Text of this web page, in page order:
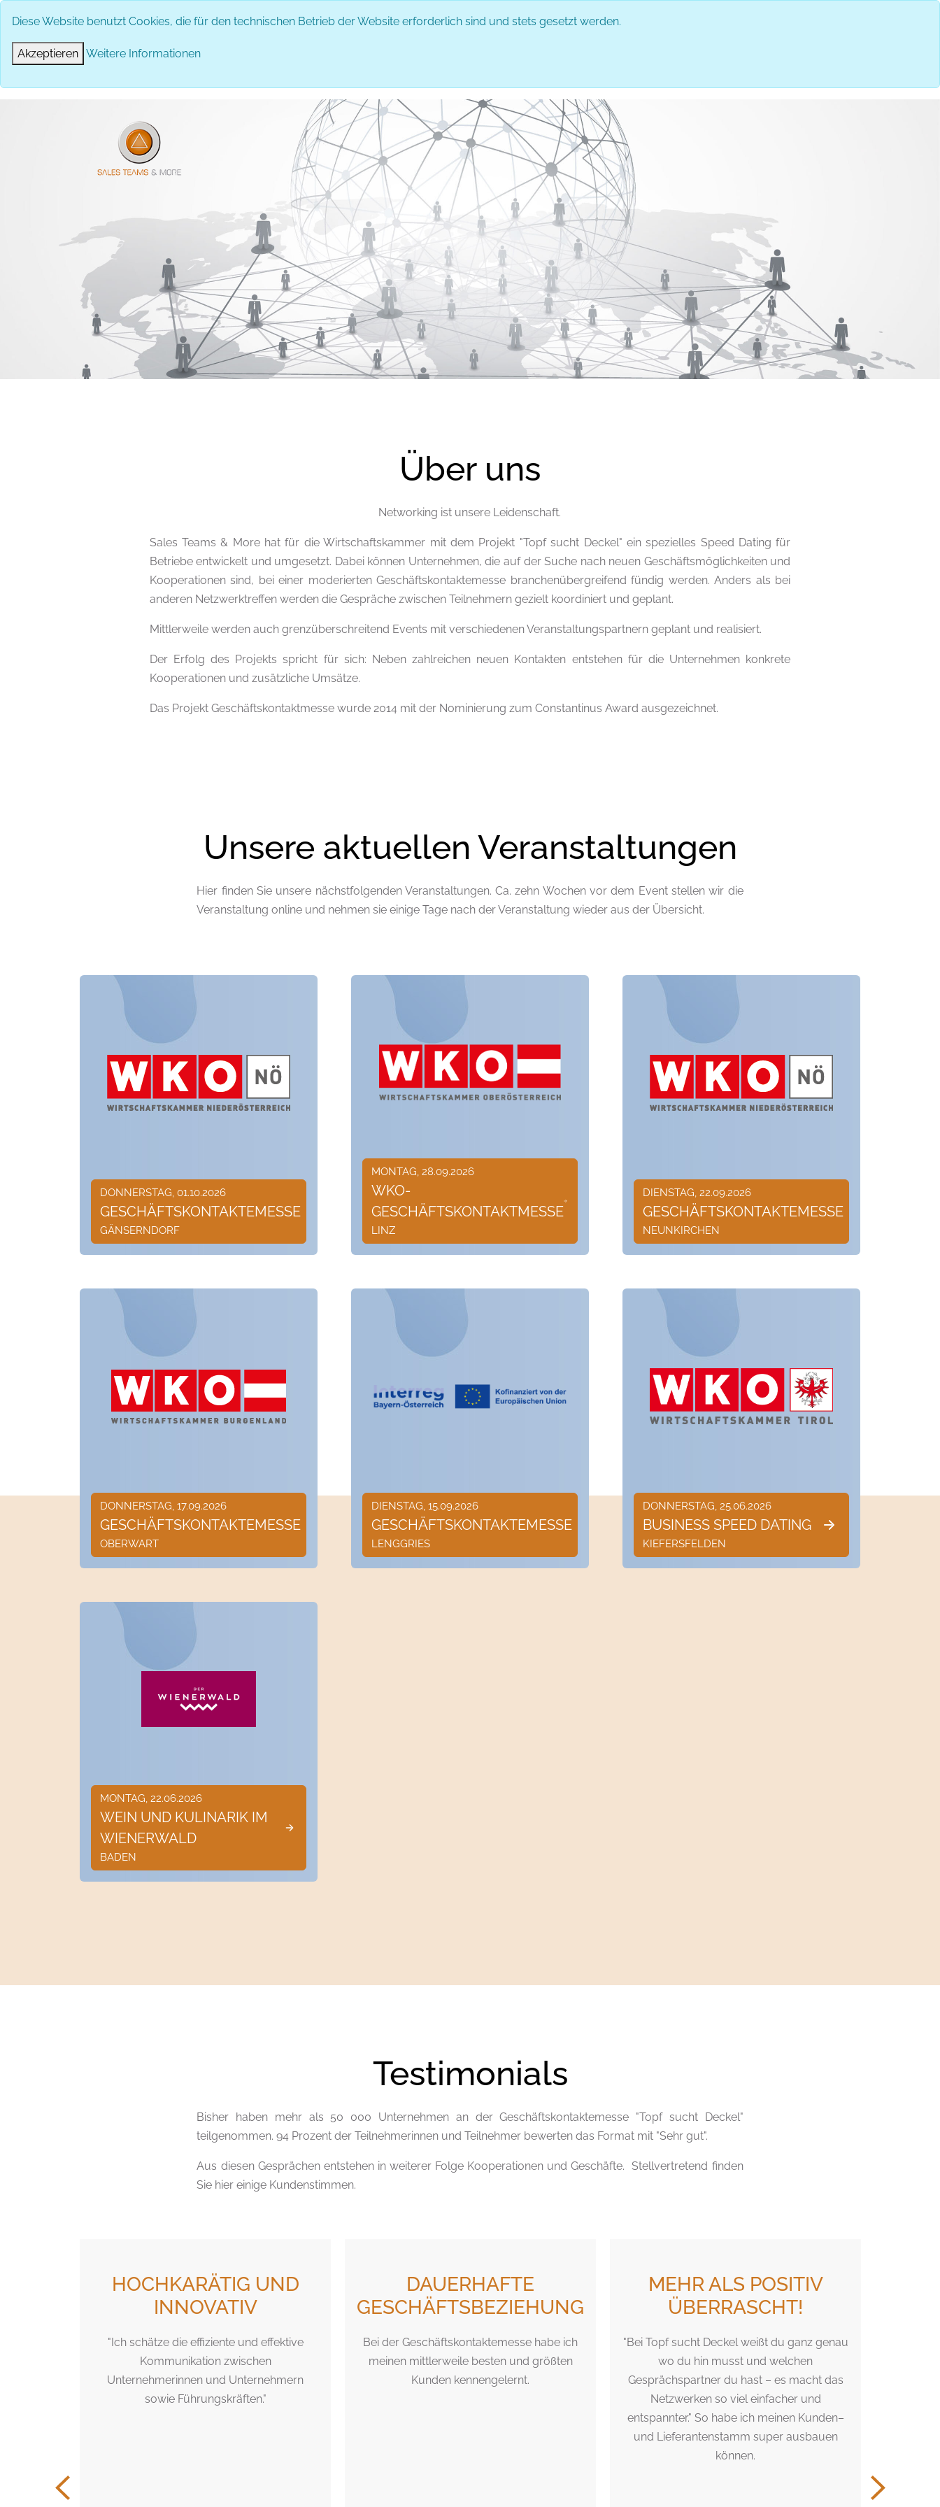
Diese Website benutzt Cookies, die für den technischen Betrieb der Website erforderlich sind und stets gesetzt werden.
Akzeptieren Weitere Informationen
Über uns
Networking ist unsere Leidenschaft.
Sales Teams & More hat für die Wirtschaftskammer mit dem Projekt "Topf sucht Deckel" ein spezielles Speed Dating für
Betriebe entwickelt und umgesetzt. Dabei können Unternehmen, die auf der Suche nach neuen Geschäftsmöglichkeiten und
Kooperationen sind, bei einer moderierten Geschäftskontaktemesse branchenübergreifend fündig werden. Anders als bei
anderen Netzwerktreffen werden die Gespräche zwischen Teilnehmern gezielt koordiniert und geplant.
Mittlerweile werden auch grenzüberschreitend Events mit verschiedenen Veranstaltungspartnern geplant und realisiert.
Der Erfolg des Projekts spricht für sich: Neben zahlreichen neuen Kontakten entstehen für die Unternehmen konkrete
Kooperationen und zusätzliche Umsätze.
Das Projekt Geschäftskontaktmesse wurde 2014 mit der Nominierung zum Constantinus Award ausgezeichnet.
Unsere aktuellen Veranstaltungen
Hier finden Sie unsere nächstfolgenden Veranstaltungen. Ca. zehn Wochen vor dem Event stellen wir die
Veranstaltung online und nehmen sie einige Tage nach der Veranstaltung wieder aus der Übersicht.
DONNERSTAG, 01.10.2026
GESCHÄFTSKONTAKTEMESSE
GÄNSERNDORF
MONTAG, 28.09.2026
WKO-
GESCHÄFTSKONTAKTMESSE
LINZ
DIENSTAG, 22.09.2026
GESCHÄFTSKONTAKTEMESSE
NEUNKIRCHEN
DONNERSTAG, 17.09.2026
GESCHÄFTSKONTAKTEMESSE
OBERWART
DIENSTAG, 15.09.2026
GESCHÄFTSKONTAKTEMESSE
LENGGRIES
DONNERSTAG, 25.06.2026
BUSINESS SPEED DATING
KIEFERSFELDEN
MONTAG, 22.06.2026
WEIN UND KULINARIK IM
WIENERWALD
BADEN
Testimonials
Bisher haben mehr als 50 000 Unternehmen an der Geschäftskontaktemesse "Topf sucht Deckel"
teilgenommen. 94 Prozent der Teilnehmerinnen und Teilnehmer bewerten das Format mit "Sehr gut".
Aus diesen Gesprächen entstehen in weiterer Folge Kooperationen und Geschäfte. Stellvertretend finden
Sie hier einige Kundenstimmen.
HOCHKARÄTIG UND
INNOVATIV
"Ich schätze die effiziente und effektive
Kommunikation zwischen
Unternehmerinnen und Unternehmern
sowie Führungskräften."
DAUERHAFTE
GESCHÄFTSBEZIEHUNG
Bei der Geschäftskontaktemesse habe ich
meinen mittlerweile besten und größten
Kunden kennengelernt.
MEHR ALS POSITIV
ÜBERRASCHT!
"Bei Topf sucht Deckel weißt du ganz genau
wo du hin musst und welchen
Gesprächspartner du hast – es macht das
Netzwerken so viel einfacher und
entspannter." So habe ich meinen Kunden–
und Lieferantenstamm super ausbauen
können.